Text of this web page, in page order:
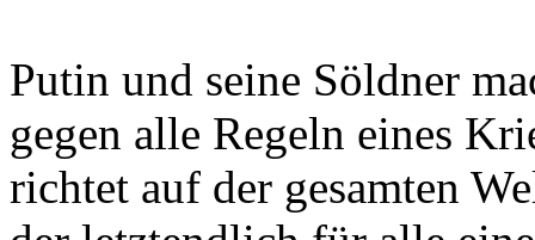
Putin und seine Söldner
gegen alle Regeln eines
richtet auf der gesamten